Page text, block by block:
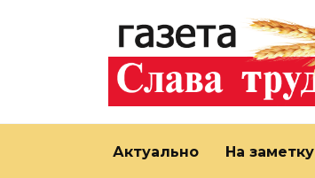
Актуально На заметку